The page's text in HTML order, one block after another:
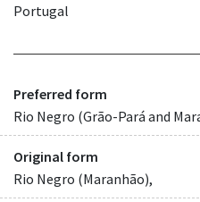
Portugal
Preferred form
Rio Negro (Grão-Pará and
Original form
Rio Negro (Maranhão),